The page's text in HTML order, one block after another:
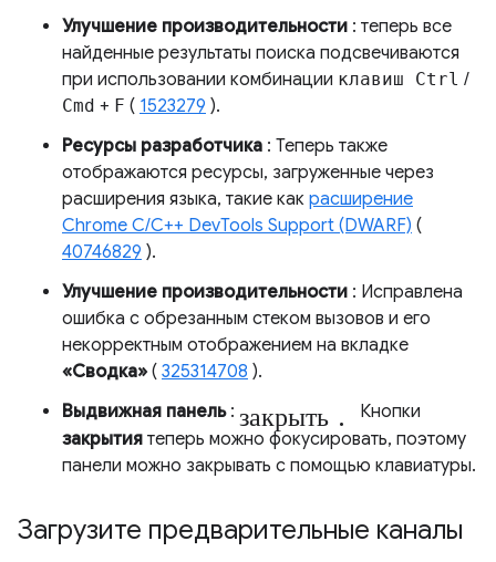
Улучшение производительности : теперь все
найденные результаты поиска подсвечиваются
при использовании комбинации клавиш Ctrl /
Cmd + F ( 1523279 ).
Ресурсы разработчика : Теперь также
отображаются ресурсы, загруженные через
расширения языка, такие как расширение
Chrome C/C++ DevTools Support (DWARF) (
40746829 ).
Улучшение производительности : Исправлена ​​
ошибка с обрезанным стеком вызовов и его
некорректным отображением на вкладке
«Сводка» ( 325314708 ).
Выдвижная панель: закрыть.
Кнопки
закрытия теперь можно фокусировать, поэтому
панели можно закрывать с помощью клавиатуры.
Загрузите предварительные каналы